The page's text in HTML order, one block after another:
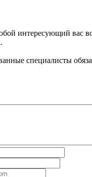
интересующий вас
специалисты